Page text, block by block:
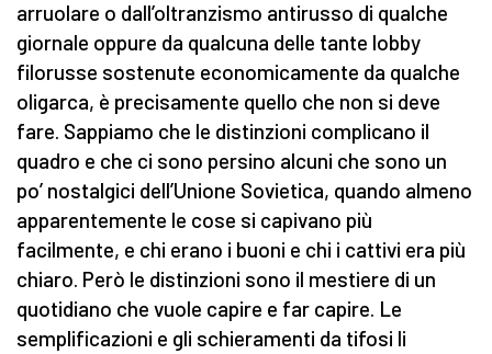
arruolare o dall’oltranzismo antirusso di qualche
giornale oppure da qualcuna delle tante lobby
filorusse sostenute economicamente da qualche
oligarca, è precisamente quello che non si deve
fare. Sappiamo che le distinzioni complicano il
quadro e che ci sono persino alcuni che sono un
po’ nostalgici dell’Unione Sovietica, quando almeno
apparentemente le cose si capivano più
facilmente, e chi erano i buoni e chi i cattivi era più
chiaro. Però le distinzioni sono il mestiere di un
quotidiano che vuole capire e far capire. Le
semplificazioni e gli schieramenti da tifosi li